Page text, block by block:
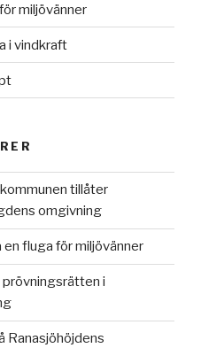
miljövänner
i vindkraft
tillåter
omgivning
fluga för miljövänner
i
Ranasjöhöjdens